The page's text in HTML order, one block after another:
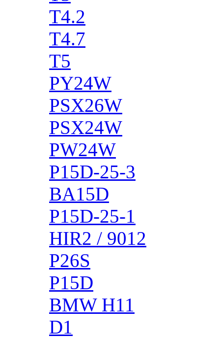
T4.2
T4.7
T5
PY24W
PSX26W
PSX24W
PW24W
P15D-25-3
BA15D
P15D-25-1
HIR2 / 9012
P26S
P15D
BMW H11
D1